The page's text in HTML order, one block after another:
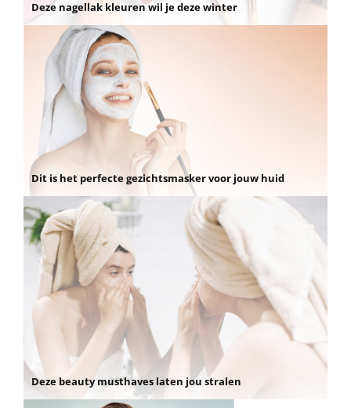
Deze nagellak kleuren wil je deze winter
Dit is het perfecte gezichtsmasker voor jouw huid
Deze beauty musthaves laten jou stralen